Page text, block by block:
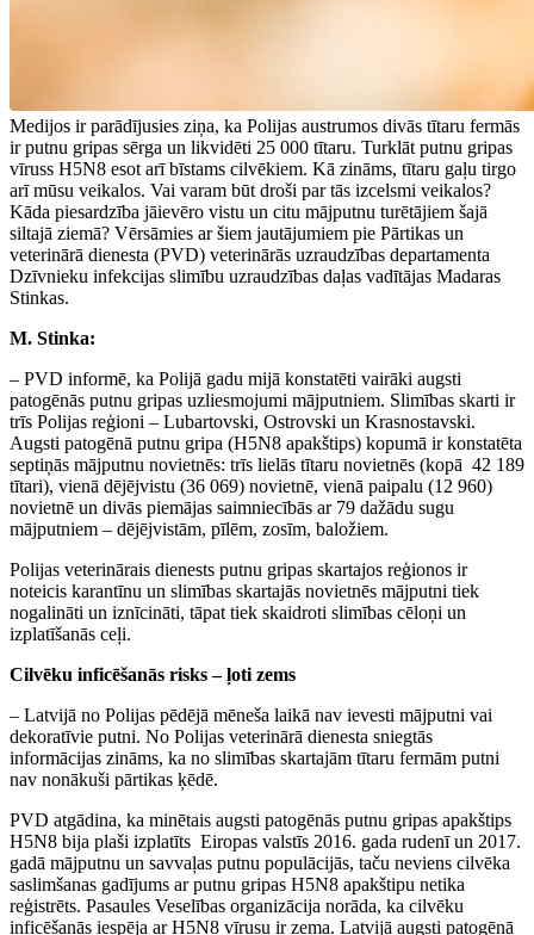
Medijos ir parādījusies ziņa, ka Polijas austrumos divās tītaru fermās
ir putnu gripas sērga un likvidēti 25 000 tītaru. Turklāt putnu gripas
vīruss H5N8 esot arī bīstams cilvēkiem. Kā zināms, tītaru gaļu tirgo
arī mūsu veikalos. Vai varam būt droši par tās izcelsmi veikalos?
Kāda piesardzība jāievēro vistu un citu mājputnu turētājiem šajā
siltajā ziemā? Vērsāmies ar šiem jautājumiem pie Pārtikas un
veterinārā dienesta (PVD) veterinārās uzraudzības departamenta
Dzīvnieku infekcijas slimību uzraudzības daļas vadītājas Madaras
Stinkas.
M. Stinka:
– PVD informē, ka Polijā gadu mijā konstatēti vairāki augsti
patogēnās putnu gripas uzliesmojumi mājputniem. Slimības skarti ir
trīs Polijas reģioni – Lubartovski, Ostrovski un Krasnostavski.
Augsti patogēnā putnu gripa (H5N8 apakštips) kopumā ir konstatēta
septiņās mājputnu novietnēs: trīs lielās tītaru novietnēs (kopā 42 189
tītari), vienā dējējvistu (36 069) novietnē, vienā paipalu (12 960)
novietnē un divās piemājas saimniecībās ar 79 dažādu sugu
mājputniem – dējējvistām, pīlēm, zosīm, baložiem.
Polijas veterinārais dienests putnu gripas skartajos reģionos ir
noteicis karantīnu un slimības skartajās novietnēs mājputni tiek
nogalināti un iznīcināti, tāpat tiek skaidroti slimības cēloņi un
izplatīšanās ceļi.
Cilvēku inficēšanās risks – ļoti zems
– Latvijā no Polijas pēdējā mēneša laikā nav ievesti mājputni vai
dekoratīvie putni. No Polijas veterinārā dienesta sniegtās
informācijas zināms, ka no slimības skartajām tītaru fermām putni
nav nonākuši pārtikas ķēdē.
PVD atgādina, ka minētais augsti patogēnās putnu gripas apakštips
H5N8 bija plaši izplatīts Eiropas valstīs 2016. gada rudenī un 2017.
gadā mājputnu un savvaļas putnu populācijās, taču neviens cilvēka
saslimšanas gadījums ar putnu gripas H5N8 apakštipu netika
reģistrēts. Pasaules Veselības organizācija norāda, ka cilvēku
inficēšanās iespēja ar H5N8 vīrusu ir zema. Latvijā augsti patogēnā